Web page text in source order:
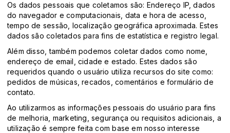
Os dados pessoais que coletamos são: Endereço IP, dados
do navegador e computacionais, data e hora de acesso,
tempo de sessão, localização geográfica aproximada. Estes
dados são coletados para fins de estatística e registro legal.
Além disso, também podemos coletar dados como nome,
endereço de email, cidade e estado. Estes dados são
requeridos quando o usuário utiliza recursos do site como:
pedidos de músicas, recados, comentários e formulário de
contato.
Ao utilizarmos as informações pessoais do usuário para fins
de melhoria, marketing, segurança ou requisitos adicionais, a
utilização é sempre feita com base em nosso interesse